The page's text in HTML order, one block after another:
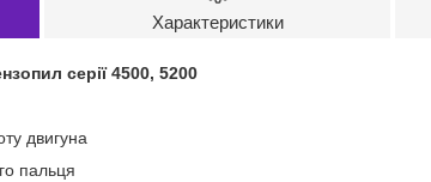
Характеристики
серії 4500, 5200
двигуна
пальця